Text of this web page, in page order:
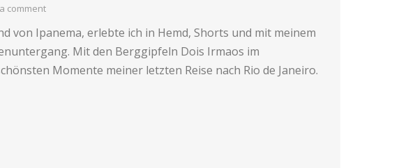
comment
von Ipanema, erlebte ich in Hemd, Shorts und mit meinem
Mit den Berggipfeln Dois Irmaos im
Momente meiner letzten Reise nach Rio de Janeiro.